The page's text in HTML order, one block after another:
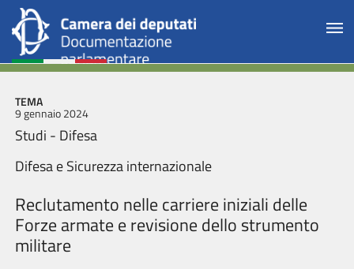
TEMA
9 gennaio 2024
Studi - Difesa
Difesa e Sicurezza internazionale
Reclutamento nelle carriere iniziali delle
Forze armate e revisione dello strumento
militare